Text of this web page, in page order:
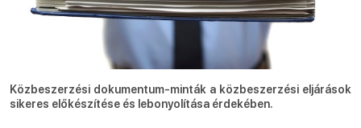
Közbeszerzési dokumentum-minták a közbeszerzési eljárások
sikeres előkészítése és lebonyolítása érdekében.